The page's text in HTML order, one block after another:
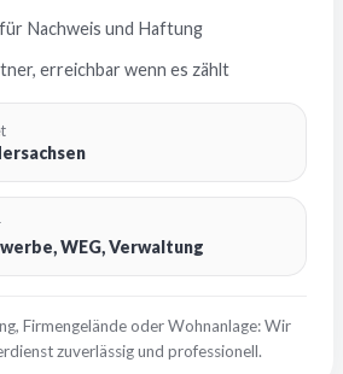
Nachweis und Haftung
erreichbar wenn es zählt
WEG, Verwaltung
Firmengelände oder Wohnanlage: Wir
zuverlässig und professionell.